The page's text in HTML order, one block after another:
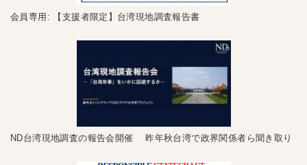
会員専用: 【支援者限定】台湾現地調査報告書
ND台湾現地調査の報告会開催 昨年秋台湾で政界関係者ら聞き取り